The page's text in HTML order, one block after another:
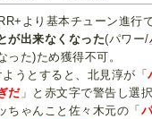
より基本チューン進行
が出来なくなった(パワー/
った)ため獲得不可。
うとすると、北見淳が「
だ」と赤文字で警告し選
ちゃんこと佐々木元の「